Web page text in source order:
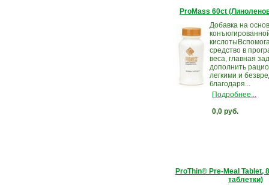
ProMass 60ct
Добавка на
средство в
веса, главная
дополнить
легкими и
благодаря...
Подробнее...
0,0 руб.
ProThin® Pre-Meal Tablet,
таблетки)